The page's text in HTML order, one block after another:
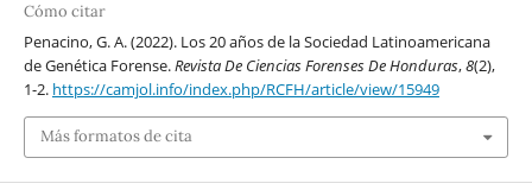
Cómo citar
Penacino, G. A. (2022). Los 20 años de la Sociedad Latinoamericana
de Genética Forense.Revista De Ciencias Forenses De Honduras,8(2),
1-2. https://camjol.info/index.php/RCFH/article/view/15949
Más formatos de cita